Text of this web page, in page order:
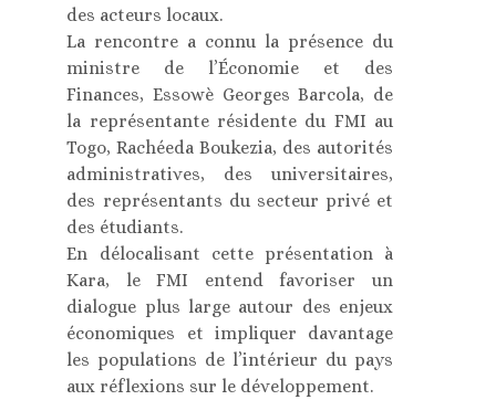
des acteurs locaux.
La rencontre a connu la présence du
ministre de l’Économie et des
Finances, Essowè Georges Barcola, de
la représentante résidente du FMI au
Togo, Rachéeda Boukezia, des autorités
administratives, des universitaires,
des représentants du secteur privé et
des étudiants.
En délocalisant cette présentation à
Kara, le FMI entend favoriser un
dialogue plus large autour des enjeux
économiques et impliquer davantage
les populations de l’intérieur du pays
aux réflexions sur le développement.